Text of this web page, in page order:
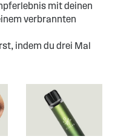
mit deinen
verbrannten
indem du drei Mal